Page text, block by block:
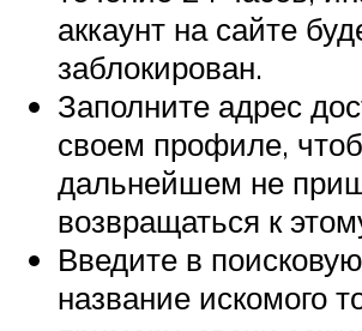
аккаунт на сайте
заблокирован.
Заполните адрес
своем профиле,
дальнейшем не
возвращаться к
Введите в
название искомого